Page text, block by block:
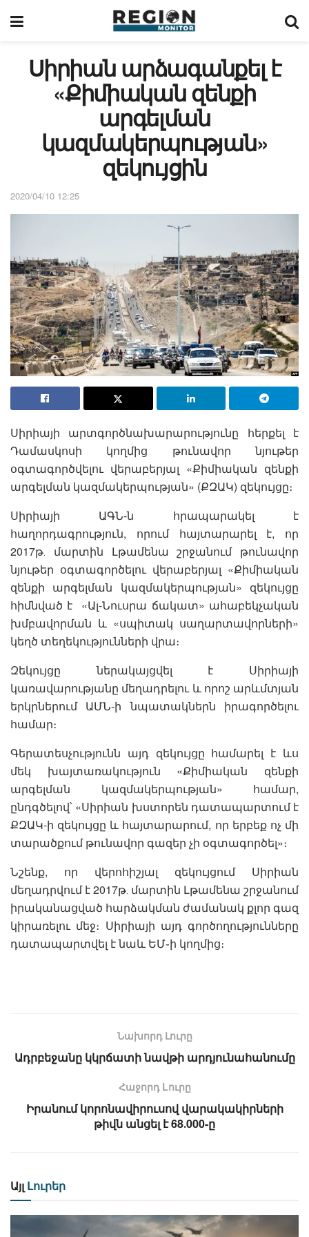
Սիրիան արձագանքել է
«Քիմիական զենքի
արգելման
կազմակերպության»
զեկույցին
2020/04/10 12:25
Սիրիայի արտգործնախարարությունը հերքել է
Դամասկոսի կողմից թունավոր նյութեր
օգտագործվելու վերաբերյալ «Քիմիական զենքի
արգելման կազմակերպության» (ՔԶԱԿ) զեկույցը։
Սիրիայի ԱԳՆ-ն հրապարակել է
հաղորդագրություն, որում հայտարարել է, որ
2017թ․ մարտին Լթամենա շրջանում թունավոր
նյութեր օգտագործելու վերաբերյալ «Քիմիական
զենքի արգելման կազմակերպության» զեկույցը
հիմնված է «Ալ-Նուսրա ճակատ» ահաբեկչական
խմբավորման և «սպիտակ սաղարտավորների»
կեղծ տեղեկությունների վրա։
Զեկույցը ներակայցվել է Սիրիայի
կառավարությանը մեղադրելու և որոշ արևմտյան
երկրներում ԱՄՆ-ի նպատակներն իրագործելու
համար։
Գերատեսչությունն այդ զեկույցը համարել է ևս
մեկ խայտառակություն «Քիմիական զենքի
արգելման կազմակերպության» համար,
ընդգծելով՝ «Սիրիան խստորեն դատապարտում է
ՔԶԱԿ-ի զեկույցը և հայտարարում, որ երբեք ոչ մի
տարածքում թունավոր գազեր չի օգտագործել»։
Նշենք, որ վերոհիշյալ զեկույցում Սիրիան
մեղադրվում է 2017թ․ մարտին Լթամենա շրջանում
իրականացված հարձակման ժամանակ քլոր գազ
կիրառելու մեջ։ Սիրիայի այդ գործողությունները
դատապարտվել է նաև ԵՄ֊ի կողմից։
Նախորդ Լուրը
Ադրբեջանը կկրճատի նավթի արդյունահանումը
Հաջորդ Lուրը
Իրանում կորոնավիրուսով վարակակիրների
թիվն անցել է 68․000-ը
Այլ Լուրեր